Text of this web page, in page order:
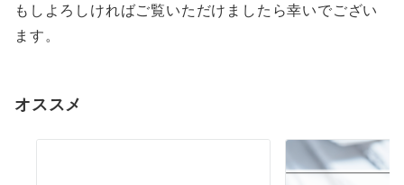
もしよろしければご覧いただけましたら幸いでござい
ます。
オススメ